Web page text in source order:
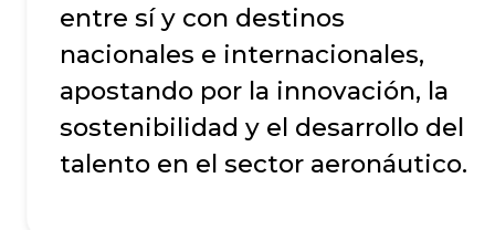
entre sí y con destinos
nacionales e internacionales,
apostando por la innovación, la
sostenibilidad y el desarrollo del
talento en el sector aeronáutico.